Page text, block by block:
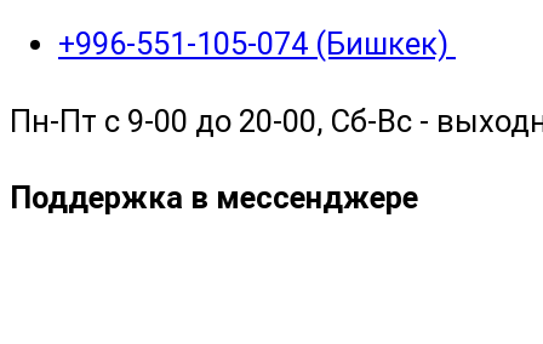
+996-551-105-074 (Бишкек)
Пн-Пт с 9-00 до 20-00, Сб-Вс -
Поддержка в мессенджере